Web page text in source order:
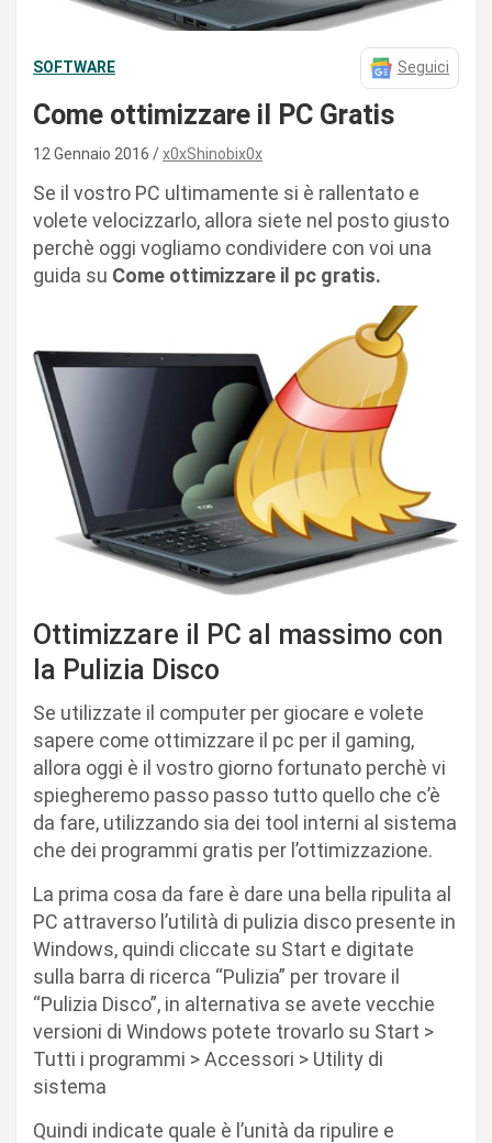
SOFTWARE Seguici
Come ottimizzare il PC Gratis
12 Gennaio 2016 x0xShinobix0x
Se il vostro PC ultimamente si è rallentato e
volete velocizzarlo, allora siete nel posto giusto
perchè oggi vogliamo condividere con voi una
guida su Come ottimizzare il pc gratis.
Ottimizzare il PC al massimo con
la Pulizia Disco
Se utilizzate il computer per giocare e volete
sapere come ottimizzare il pc per il gaming,
allora oggi è il vostro giorno fortunato perchè vi
spiegheremo passo passo tutto quello che c’è
da fare, utilizzando sia dei tool interni al sistema
che dei programmi gratis per l’ottimizzazione.
La prima cosa da fare è dare una bella ripulita al
PC attraverso l’utilità di pulizia disco presente in
Windows, quindi cliccate su Start e digitate
sulla barra di ricerca “Pulizia” per trovare il
“Pulizia Disco”, in alternativa se avete vecchie
versioni di Windows potete trovarlo su Start >
Tutti i programmi > Accessori > Utility di
sistema
Quindi indicate quale è l’unità da ripulire e